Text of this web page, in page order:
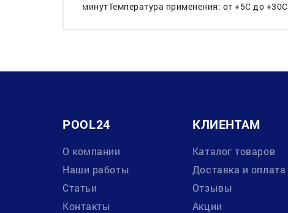
минутТемпература применения: от +5С до +30С
POOL24
О компании
Наши работы
Статьи
Контакты
КЛИЕНТАМ
Каталог товаров
Доставка и оплата
Отзывы
Акции